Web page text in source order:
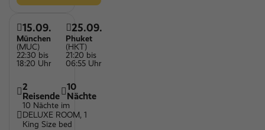
15.09.
München
(MUC)
22:30 bis
18:20 Uhr
25.09.
Phuket
(HKT)
21:20 bis
06:55 Uhr
2
Reisende
10
Nächte
10 Nächte im
DELUXE ROOM, 1
King Size bed